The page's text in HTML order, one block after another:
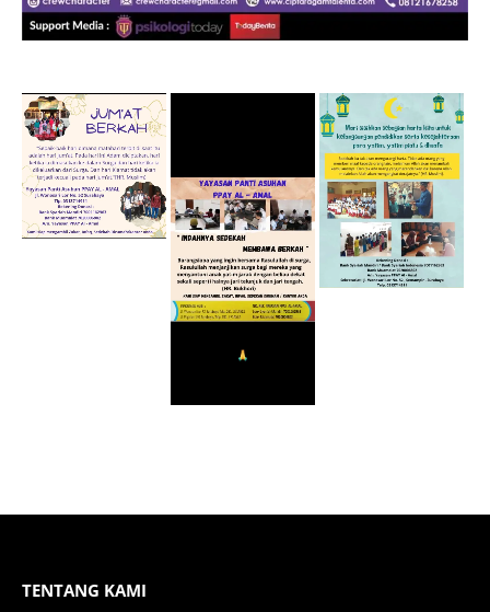
TENTANG KAMI